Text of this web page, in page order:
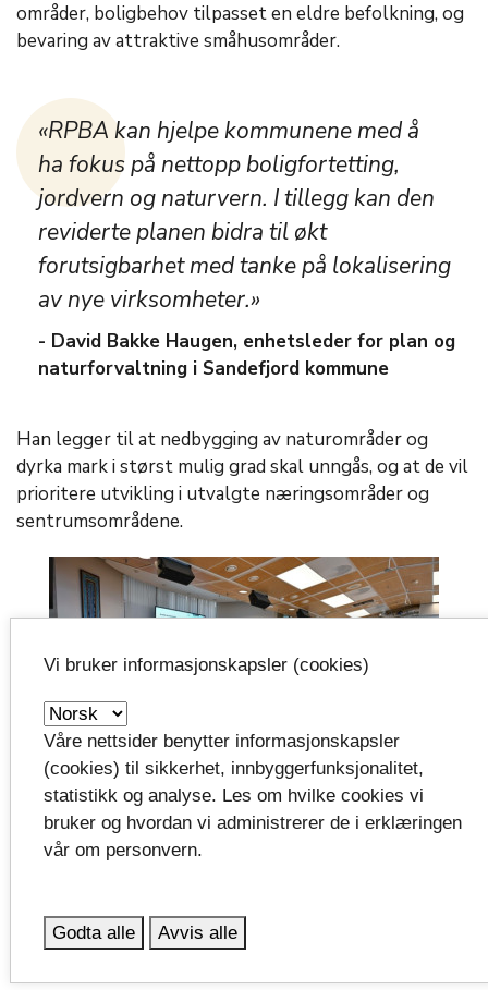
områder, boligbehov tilpasset en eldre befolkning, og
bevaring av attraktive småhusområder.
«RPBA kan hjelpe kommunene med å
ha fokus på nettopp boligfortetting,
jordvern og naturvern. I tillegg kan den
reviderte planen bidra til økt
forutsigbarhet med tanke på lokalisering
av nye virksomheter.»
- David Bakke Haugen, enhetsleder for plan og
naturforvaltning i Sandefjord kommune
Han legger til at nedbygging av naturområder og
dyrka mark i størst mulig grad skal unngås, og at de vil
prioritere utvikling i utvalgte næringsområder og
sentrumsområdene.
Slik ser det ut når alle plansjefene og rådgivere i
planavdelingene i kommunene er samlet for å snakke
Anette Tjomsland Spilling.
Vi bruker informasjonskapsler (cookies)
Våre nettsider benytter informasjonskapsler
(cookies) til sikkerhet, innbyggerfunksjonalitet,
statistikk og analyse. Les om hvilke cookies vi
bruker og hvordan vi administrerer de i erklæringen
vår om personvern.
Godta alle Avvis alle